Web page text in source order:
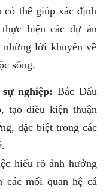
có thể giúp xác định
hiện các dự án
những lời khuyên về
sống.
nghiệp: Bắc Đẩu
tạo điều kiện thuận
đặc biệt trong các
hiểu rõ ảnh hưởng
các mối quan hệ cá